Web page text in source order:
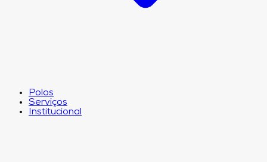
Polos
Serviços
Institucional